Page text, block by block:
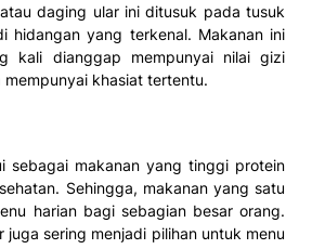
daging ular ini ditusuk pada tusuk
hidangan yang terkenal. Makanan ini
kali dianggap mempunyai nilai gizi
khasiat tertentu.
sebagai makanan yang tinggi protein
Sehingga, makanan yang satu
harian bagi sebagian besar orang.
juga sering menjadi pilihan untuk menu